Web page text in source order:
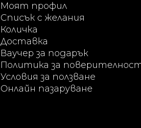
Моят профил
Списък с желания
Количка
Доставка
Ваучер за подарък
Политика за
Условия за ползване
Онлайн пазаруване